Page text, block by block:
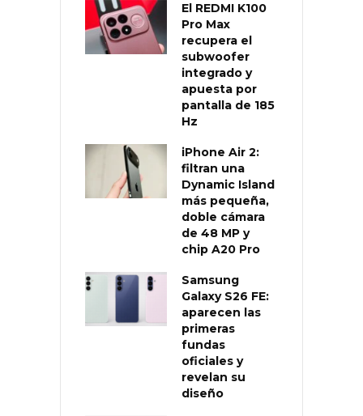
El REDMI K100
Pro Max
recupera el
subwoofer
integrado y
apuesta por
pantalla de 185
Hz
iPhone Air 2:
filtran una
Dynamic Island
más pequeña,
doble cámara
de 48 MP y
chip A20 Pro
Samsung
Galaxy S26 FE:
aparecen las
primeras
fundas
oficiales y
revelan su
diseño